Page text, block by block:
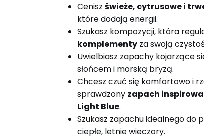
Cenisz świeże, cytrusowe i
które dodają energii.
Szukasz kompozycji, która
komplementyza swoją
Uwielbiasz zapachy kojarzące
słońcem i morską bryzą.
Chcesz czuć się komfortowo i
sprawdzony zapach
Light Blue.
Szukasz zapachu idealnego do
ciepłe, letnie wieczory.